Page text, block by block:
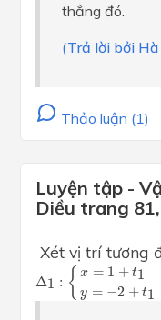
thẳng đó.
(Trả lời bởi
Thảo luận (1)
Luyện tập -
Diều trang
Xét vị trí tương
Δ1 : { x = 1 + t1
y = −2 + t1
= 1 = − 2